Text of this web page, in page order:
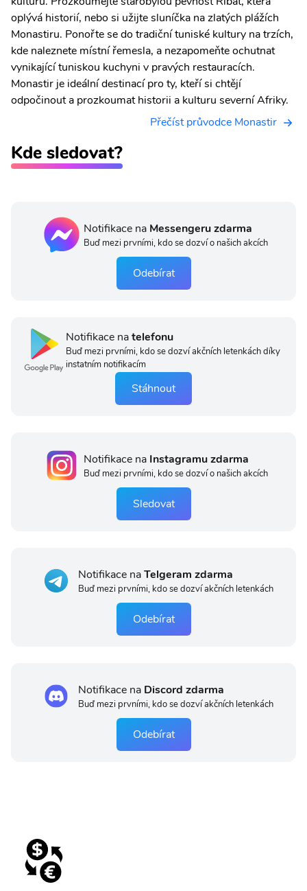
oplývá historií, nebo si užijte sluníčka na zlatých plážích
Monastiru. Ponořte se do tradiční tuniské kultury na trzích,
kde naleznete místní řemesla, a nezapomeňte ochutnat
vynikající tuniskou kuchyni v pravých restauracích.
Monastir je ideální destinací pro ty, kteří si chtějí
odpočinout a prozkoumat historii a kulturu severní Afriky.
Přečíst průvodce Monastir
Kde sledovat?
Notifikace na Messengeru zdarma
Buď mezi prvními, kdo se dozví o našich akcích
Odebírat
Notifikace natelefonu
Buď mezi prvními, kdo se dozví akčních letenkách díky
instatním notifikacím
Stáhnout
Notifikace na Instagramu zdarma
Buď mezi prvními, kdo se dozví o našich akcích
Sledovat
Notifikace naTelgeram zdarma
Buď mezi prvními, kdo se dozví akčních letenkách
Odebírat
Notifikace na Discord zdarma
Buď mezi prvními, kdo se dozví akčních letenkách
Odebírat